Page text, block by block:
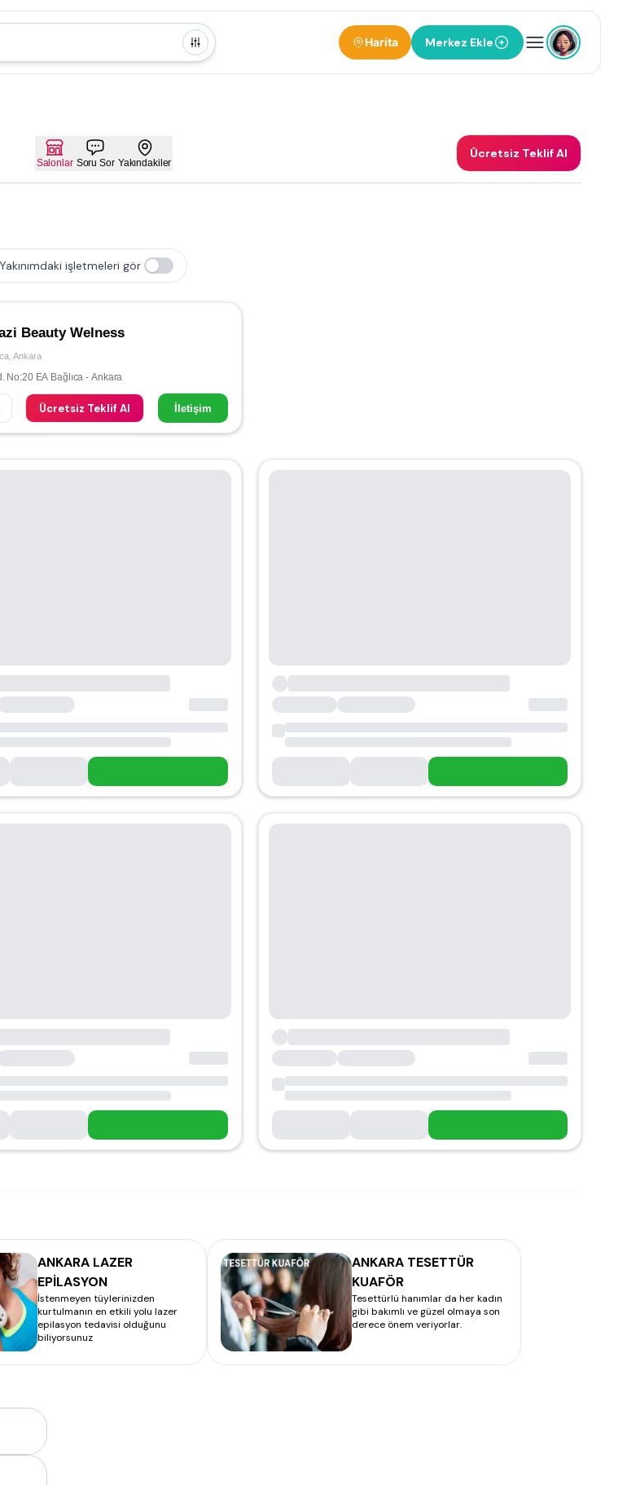
Harita Merkez Ekle
Salonlar Soru Sor Yakındakiler
Ücretsiz Teklif Al
Yakınımdaki işletmeleri gör
Beauty Welness
,Ankara
No:20 EA Bağlıca - Ankara
Ücretsiz Teklif Al İletişim
ANKARA LAZER
EPİLASYON
İstenmeyen tüylerinizden
kurtulmanın en etkili yolu lazer
epilasyon tedavisi olduğunu
biliyorsunuz
ANKARA TESETTÜR
KUAFÖR
Tesettürlü hanımlar da her kadın
gibi bakımlı ve güzel olmaya son
derece önem veriyorlar.